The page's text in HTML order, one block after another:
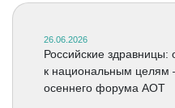
26.06.2026
Российские здравницы:
к национальным целям
осеннего форума АОТ